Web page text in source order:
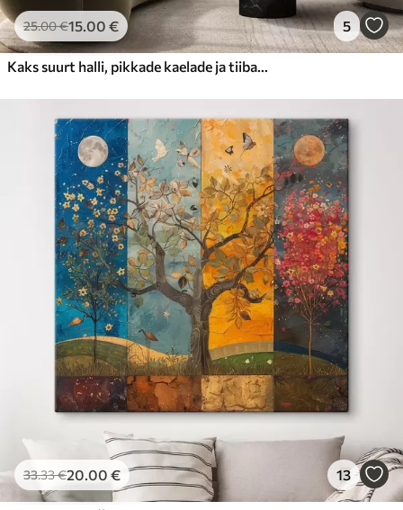
25.00€15.00 € 5
Kaks suurt halli, pikkade kaelade ja tiibadega kraanat, mis seisavad puudest ümbritsetud udujärves
33.33€20.00 € 13